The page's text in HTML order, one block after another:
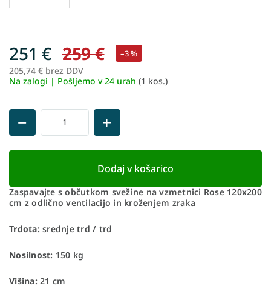
259 € –3 %
251 €
205,74 € brez DDV
Na zalogi | Pošljemo v 24 urah (1 kos.)
Dodaj v košarico
Zaspavajte s občutkom svežine na vzmetnici Rose 120x200
cm z odlično ventilacijo in kroženjem zraka
Trdota:srednje trd / trd
Nosilnost: 150 kg
Višina:21 cm